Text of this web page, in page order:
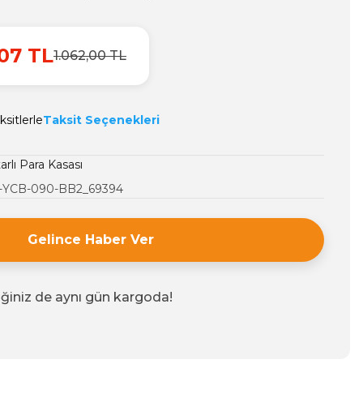
TL1.062,00 TL
Taksit Seçenekleri
Para Kasası
YCB-090-BB2_69394
Gelince Haber Ver
de aynı gün kargoda!